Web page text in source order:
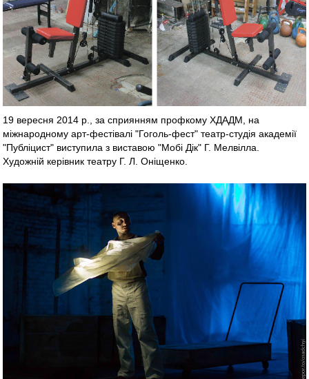
19 вересня 2014 р., за сприянням профкому ХДАДМ, на
міжнародному арт-фестівалі "Гоголь-фест" театр-студія академії
"Публіцист" виступила з виставою "Мобі Дік" Г. Мелвілла.
Художній керівник театру Г. Л. Оніщенко.